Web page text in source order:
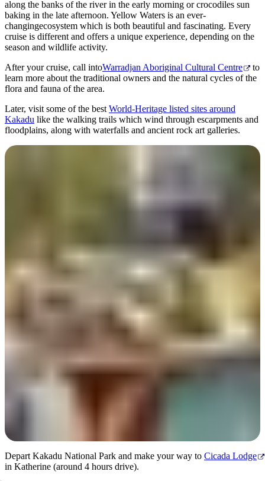
along the banks of the river in the early morning or crocodiles sun
baking in the late afternoon. Yellow Waters is an ever-
changingecosystem which is both beautiful and fascinating. Every
cruise is different and offers a unique experience, depending on the
season and wildlife activity.
After your cruise, call intoWarradjan Aboriginal Cultural Centre
to
learn more about the traditional owners and the natural cycles of the
flora and fauna of the area.
Later, visit some of the best World-Heritage listed sites around
Kakadu like the walking trails which wind through escarpments and
floodplains, along with waterfalls and ancient rock art galleries.
Day 3
Depart Kakadu National Park and make your way to Cicada Lodge
in Katherine (around 4 hours drive).